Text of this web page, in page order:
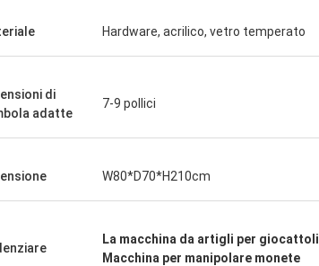
Hardware, acrilico, vetro temperato
di
adatte
7-9 pollici
W80*D70*H210cm
La macchina da artigli per
Macchina per manipolare monete